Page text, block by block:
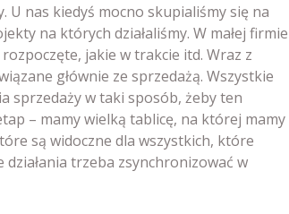
U nas kiedyś mocno skupialiśmy się na
na których działaliśmy. W małej firmie
jakie w trakcie itd. Wraz z
głównie ze sprzedażą. Wszystkie
sprzedaży w taki sposób, żeby ten
– mamy wielką tablicę, na której mamy
są widoczne dla wszystkich, które
trzeba zsynchronizować w